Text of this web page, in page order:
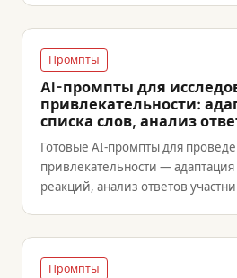
Промпты
AI-промпты для
привлекательности:
списка слов, анализ
Готовые AI-промпты для
привлекательности — адаптация
реакций, анализ ответов
Промпты